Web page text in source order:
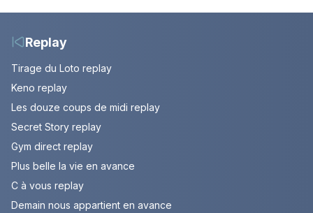
Nice
Replay
Tirage du Loto replay
Keno replay
Les douze coups de midi replay
Secret Story replay
Gym direct replay
Plus belle la vie en avance
C à vous replay
Demain nous appartient en avance